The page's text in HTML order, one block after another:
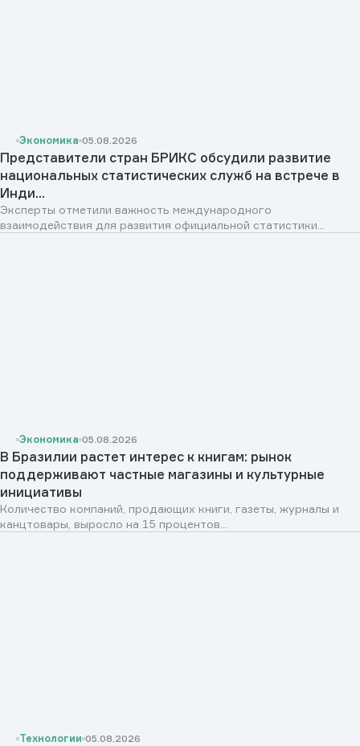
Экономика 05.08.2026
Представители стран БРИКС обсудили развитие
национальных статистических служб на встрече в
Инди...
Эксперты отметили важность международного
взаимодействия для развития официальной статистики...
Экономика 05.08.2026
В Бразилии растет интерес к книгам: рынок
поддерживают частные магазины и культурные
инициативы
Количество компаний, продающих книги, газеты, журналы и
канцтовары, выросло на 15 процентов...
Технологии 05.08.2026